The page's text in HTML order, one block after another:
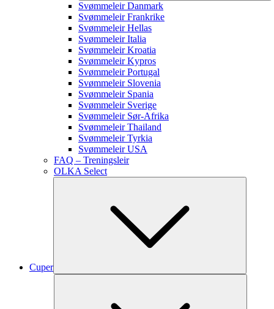
Svømmeleir Danmark
Svømmeleir Frankrike
Svømmeleir Hellas
Svømmeleir Italia
Svømmeleir Kroatia
Svømmeleir Kypros
Svømmeleir Portugal
Svømmeleir Slovenia
Svømmeleir Spania
Svømmeleir Sverige
Svømmeleir Sør-Afrika
Svømmeleir Thailand
Svømmeleir Tyrkia
Svømmeleir USA
FAQ – Treningsleir
OLKA Select
Cuper